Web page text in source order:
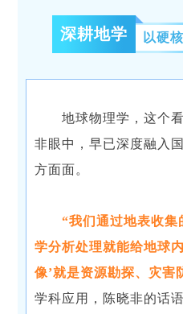
深耕地学 以硬
地球物理学，这个
非眼中，早已深度融入
方面面。
“我们通过地表收
学分析处理就能给地球
像’就是资源勘探、灾害
学科应用，陈晓非的话